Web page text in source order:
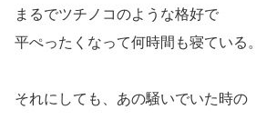
まるでツチノコのような格好で
平ぺったくなって何時間も寝ている。
それにしても、あの騒いでいた時の